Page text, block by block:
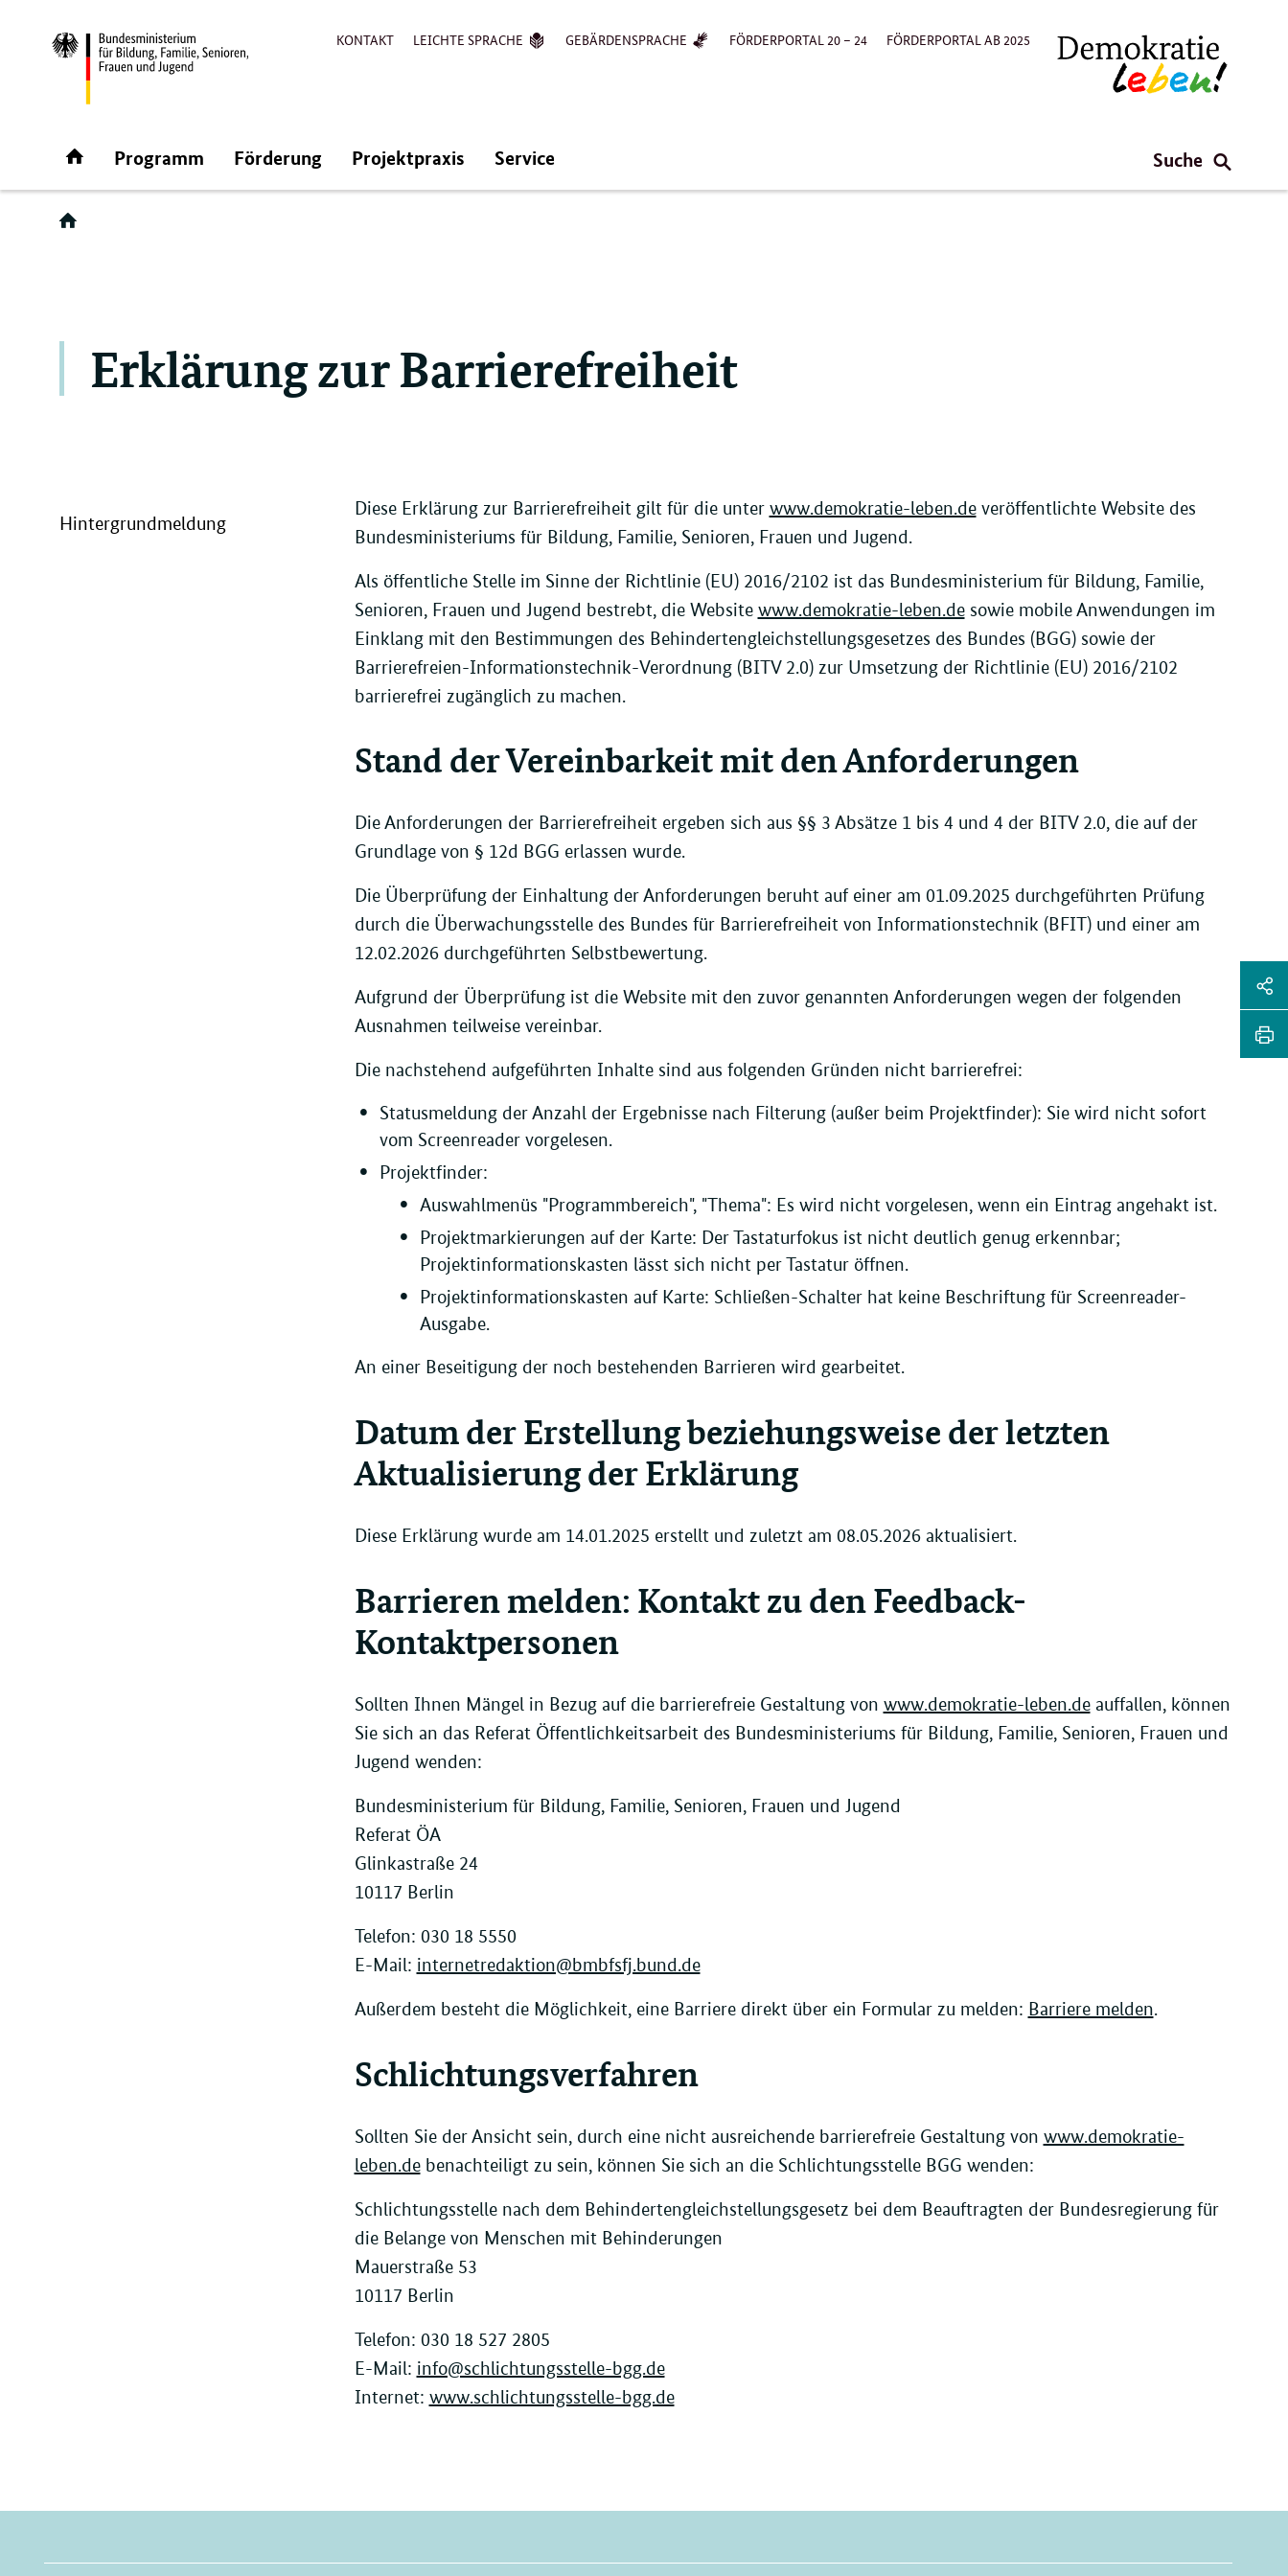
Direktlink:
KONTAKT LEICHTE SPRACHE GEBÄRDENSPRACHE FÖRDERPORTAL 20 – 24 FÖRDERPORTAL AB 2025
Startseite
Programm Förderung Projektpraxis Service Suche
Erklärung zur Barrierefreiheit
Hintergrundmeldung
Diese Erklärung zur Barrierefreiheit gilt für die unter www.demokratie-leben.deveröffentlichte Website des
Bundesministeriums für Bildung, Familie, Senioren, Frauen und Jugend.
Als öffentliche Stelle im Sinne der Richtlinie (EU) 2016/2102 ist das Bundesministerium für Bildung, Familie,
Senioren, Frauen und Jugend bestrebt, die Website www.demokratie-leben.desowie mobile Anwendungen im
Einklang mit den Bestimmungen des Behindertengleichstellungsgesetzes des Bundes (BGG) sowie der
Barrierefreien-Informationstechnik-Verordnung (BITV 2.0) zur Umsetzung der Richtlinie (EU) 2016/2102
barrierefrei zugänglich zu machen.
Stand der Vereinbarkeit mit den Anforderungen
Die Anforderungen der Barrierefreiheit ergeben sich aus §§ 3 Absätze 1 bis 4 und 4 der BITV 2.0, die auf der
Grundlage von § 12d BGG erlassen wurde.
Die Überprüfung der Einhaltung der Anforderungen beruht auf einer am 01.09.2025 durchgeführten Prüfung
durch die Überwachungsstelle des Bundes für Barrierefreiheit von Informationstechnik (BFIT) und einer am
12.02.2026 durchgeführten Selbstbewertung.
Aufgrund der Überprüfung ist die Website mit den zuvor genannten Anforderungen wegen der folgenden
Ausnahmen teilweise vereinbar.
Die nachstehend aufgeführten Inhalte sind aus folgenden Gründen nicht barrierefrei:
Statusmeldung der Anzahl der Ergebnisse nach Filterung (außer beim Projektfinder): Sie wird nicht sofort
vom Screenreader vorgelesen.
Projektfinder:
Auswahlmenüs "Programmbereich", "Thema": Es wird nicht vorgelesen, wenn ein Eintrag angehakt ist.
Projektmarkierungen auf der Karte: Der Tastaturfokus ist nicht deutlich genug erkennbar;
Projektinformationskasten lässt sich nicht per Tastatur öffnen.
Projektinformationskasten auf Karte: Schließen-Schalter hat keine Beschriftung für Screenreader-
Ausgabe.
An einer Beseitigung der noch bestehenden Barrieren wird gearbeitet.
Datum der Erstellung beziehungsweise der letzten
Aktualisierung der Erklärung
Diese Erklärung wurde am 14.01.2025 erstellt und zuletzt am 08.05.2026 aktualisiert.
Barrieren melden: Kontakt zu den Feedback-
Kontaktpersonen
Sollten Ihnen Mängel in Bezug auf die barrierefreie Gestaltung von www.demokratie-leben.deauffallen, können
Sie sich an das Referat Öffentlichkeitsarbeit des Bundesministeriums für Bildung, Familie, Senioren, Frauen und
Jugend wenden:
Bundesministerium für Bildung, Familie, Senioren, Frauen und Jugend
Referat ÖA
Glinkastraße 24
10117 Berlin
Telefon: 030 18 5550
E-Mail: internetredaktion@bmbfsfj.bund.de
Außerdem besteht die Möglichkeit, eine Barriere direkt über ein Formular zu melden: Barriere melden.
Schlichtungsverfahren
Sollten Sie der Ansicht sein, durch eine nicht ausreichende barrierefreie Gestaltung von www.demokratie-
leben.debenachteiligt zu sein, können Sie sich an die Schlichtungsstelle BGG wenden:
Schlichtungsstelle nach dem Behindertengleichstellungsgesetz bei dem Beauftragten der Bundesregierung für
die Belange von Menschen mit Behinderungen
Mauerstraße 53
10117 Berlin
Telefon: 030 18 527 2805
E-Mail: info@schlichtungsstelle-bgg.de
Internet: www.schlichtungsstelle-bgg.de